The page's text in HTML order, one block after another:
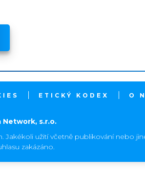
ETICKÝ KODEX O
Network, s.r.o.
Jakékoli užití včetně publikování nebo
zakázáno.